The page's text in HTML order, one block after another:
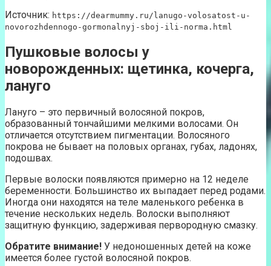
Источник: https://dearmummy.ru/lanugo-volosatost-u-
novorozhdennogo-gormonalnyj-sboj-ili-norma.html
Пушковые волосы у
новорожденных: щетинка, кочерга,
лануго
Лануго – это первичный волосяной покров,
образованный тончайшими мелкими волосами. Он
отличается отсутствием пигментации. Волосяного
покрова не бывает на половых органах, губах, ладонях,
подошвах.
Первые волоски появляются примерно на 12 неделе
беременности. Большинство их выпадает перед родами.
Иногда они находятся на теле маленького ребенка в
течение нескольких недель. Волоски выполняют
защитную функцию, задерживая первородную смазку.
Обратите внимание! У недоношенных детей на коже
имеется более густой волосяной покров.